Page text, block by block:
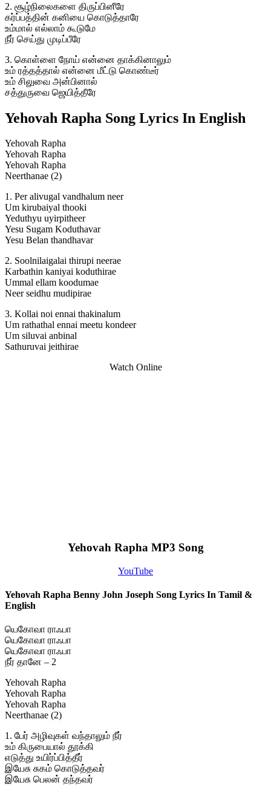
2. சூழ்நிலைகளை திருப்பினீரே
கர்ப்பத்தின் கனியை கொடுத்தாரே
உம்மால் எல்லாம் கூடுமே
நீர் செய்து முடிப்பீரே
3. கொள்ளை நோய் என்னை தாக்கினாலும்
உம் ரத்தத்தால் என்னை மீட்டு கொண்டீர்
உம் சிலுவை அன்பினால்
சத்துருவை ஜெயித்தீரே
Yehovah Rapha Song Lyrics In English
Yehovah Rapha
Yehovah Rapha
Yehovah Rapha
Neerthanae (2)
1. Per alivugal vandhalum neer
Um kirubaiyal thooki
Yeduthyu uyirpitheer
Yesu Sugam Koduthavar
Yesu Belan thandhavar
2. Soolnilaigalai thirupi neerae
Karbathin kaniyai koduthirae
Ummal ellam koodumae
Neer seidhu mudipirae
3. Kollai noi ennai thakinalum
Um rathathal ennai meetu kondeer
Um siluvai anbinal
Sathuruvai jeithirae
Watch Online
Yehovah Rapha MP3 Song
YouTube
Yehovah Rapha Benny John Joseph Song Lyrics In Tamil &
English
யெகோவா ராஃபா
யெகோவா ராஃபா
யெகோவா ராஃபா
நீர் தானே – 2
Yehovah Rapha
Yehovah Rapha
Yehovah Rapha
Neerthanae (2)
1. பேர் அழிவுகள் வந்தாலும் நீர்
உம் கிருபையால் தூக்கி
எடுத்து உயிர்ப்பித்தீர்
இயேசு சுகம் கொடுத்தவர்
இயேசு பெலன் தந்தவர்